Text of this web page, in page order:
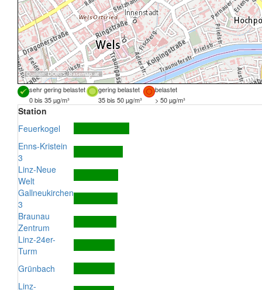
Quellen: DORIS, basemap.at
sehr gering belastet gering belastet
belastet
0 bis 35 µg/m³
35 bis 50 µg/m³ > 50 µg/m³
Station
Feuerkogel
Enns-Kristein
3
Linz-Neue
Welt
Gallneukirchen
3
Braunau
Zentrum
Linz-24er-
Turm
Grünbach
Linz-